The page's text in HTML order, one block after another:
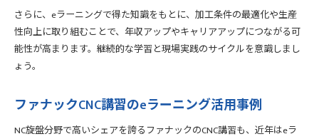
さらに、eラーニングで得た知識をもとに、加工条件の最適化や生産
性向上に取り組むことで、年収アップやキャリアアップにつながる可
能性が高まります。継続的な学習と現場実践のサイクルを意識しまし
ょう。
ファナックCNC講習のeラーニング活用事例
NC旋盤分野で高いシェアを誇るファナックのCNC講習も、近年はeラ